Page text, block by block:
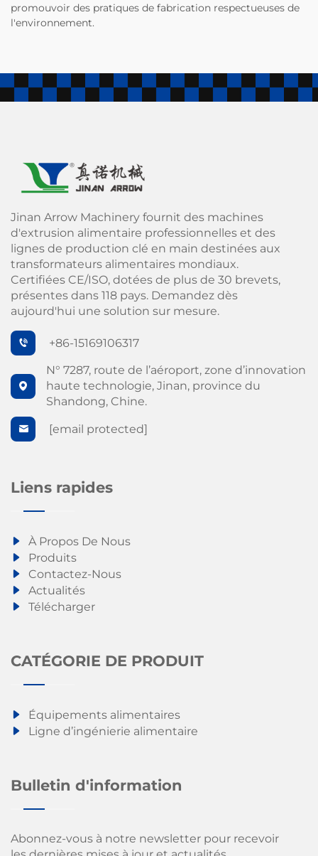
promouvoir des pratiques de fabrication respectueuses de
l'environnement.
Jinan Arrow Machinery fournit des machines
d'extrusion alimentaire professionnelles et des
lignes de production clé en main destinées aux
transformateurs alimentaires mondiaux.
Certifiées CE/ISO, dotées de plus de 30 brevets,
présentes dans 118 pays. Demandez dès
aujourd'hui une solution sur mesure.
+86-15169106317
N° 7287, route de l’aéroport, zone d’innovation
haute technologie, Jinan, province du
Shandong, Chine.
[email protected]
Liens rapides
À Propos De Nous
Produits
Contactez-Nous
Actualités
Télécharger
CATÉGORIE DE PRODUIT
Équipements alimentaires
Ligne d’ingénierie alimentaire
Bulletin d'information
Abonnez-vous à notre newsletter pour recevoir